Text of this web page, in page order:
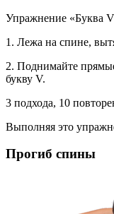
Упражнение «Буква
1. Лежа на спине,
2. Поднимайте
букву V.
3 подхода, 10
Выполняя это
Прогиб спины